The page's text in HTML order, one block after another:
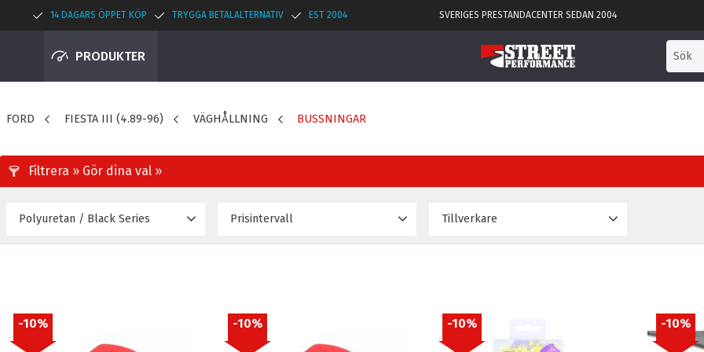
14 DAGARS ÖPPET KÖP TRYGGA BETALALTERNATIV EST 2004 SVERIGES PRESTANDACENTER SEDAN 2004
PRODUKTER
FORD FIESTA III (4.89-96) VÄGHÅLLNING BUSSNINGAR
Prisintervall Tillverkare
Polyuretan / Black Series
10% 10% 10% 10%